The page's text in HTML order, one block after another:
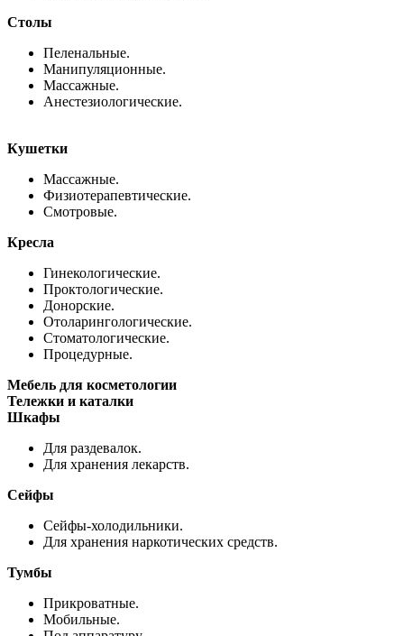
Столы
Пеленальные.
Манипуляционные.
Массажные.
Анестезиологические.
Кушетки
Массажные.
Физиотерапевтические.
Смотровые.
Кресла
Гинекологические.
Проктологические.
Донорские.
Отоларингологические.
Стоматологические.
Процедурные.
Мебель для косметологии
Тележки и каталки
Шкафы
Для раздевалок.
Для хранения лекарств.
Сейфы
Сейфы-холодильники.
Для хранения наркотических средств.
Тумбы
Прикроватные.
Мобильные.